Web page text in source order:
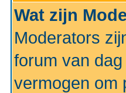
Wat zijn
Moderators
forum van
vermogen om